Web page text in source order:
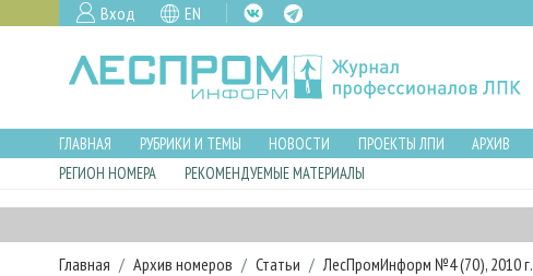
Вход EN
ГЛАВНАЯ РУБРИКИ И ТЕМЫ НОВОСТИ ПРОЕКТЫ ЛПИ АРХИВ
РЕГИОН НОМЕРА
РЕКОМЕНДУЕМЫЕ МАТЕРИАЛЫ
Главная Архив номеров Статьи ЛесПромИнформ №4 (70), 2010 г.